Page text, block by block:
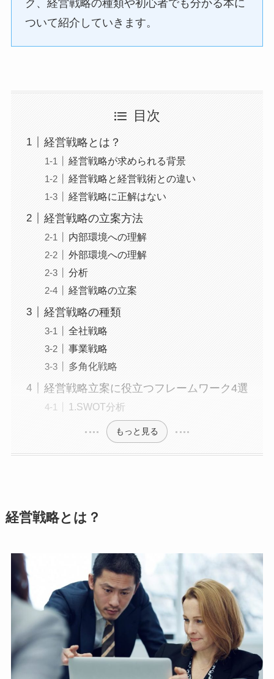
ク、経営戦略の種類や初心者でも分かる本に
ついて紹介していきます。
目次
経営戦略とは？
経営戦略が求められる背景
経営戦略と経営戦術との違い
経営戦略に正解はない
経営戦略の立案方法
内部環境への理解
外部環境への理解
分析
経営戦略の立案
経営戦略の種類
全社戦略
事業戦略
多角化戦略
経営戦略立案に役立つフレームワーク4選
1.SWOT分析
もっと見る
経営戦略とは？